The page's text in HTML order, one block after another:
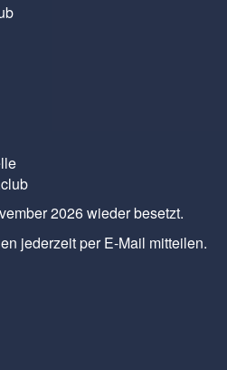
2026 wieder besetzt.
jederzeit per E-Mail mitteilen.